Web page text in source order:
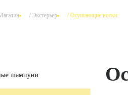
/ Экстерьер /Осушающие воски
шампуни